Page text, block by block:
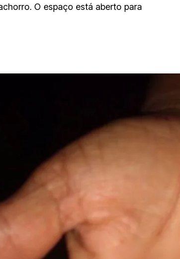
O espaço está aberto para